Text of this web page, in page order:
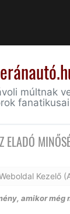
múltnak
ELADÓ
Kezelő
amikor még